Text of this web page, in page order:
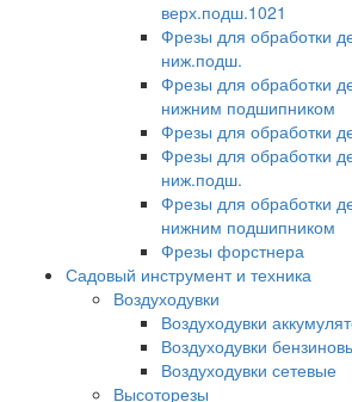
верх.подш.1021
Фрезы для обработки
ниж.подш.
Фрезы для обработки
нижним подшипником
Фрезы для обработки
Фрезы для обработки
ниж.подш.
Фрезы для обработки
нижним подшипником
Фрезы форстнера
Садовый инструмент и техника
Воздуходувки
Воздуходувки
Воздуходувки
Воздуходувки сетевые
Высоторезы